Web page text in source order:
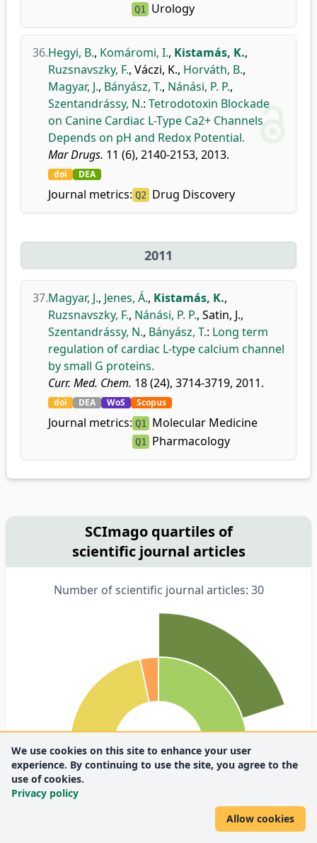
Q1 Urology
36.Hegyi, B., Komáromi, I., Kistamás, K.,
Ruzsnavszky, F., Váczi, K., Horváth, B.,
Magyar, J., Bányász, T., Nánási, P. P.,
Szentandrássy, N.: Tetrodotoxin Blockade
on Canine Cardiac L-Type Ca2+ Channels
Depends on pH and Redox Potential.
Mar Drugs. 11 (6), 2140-2153, 2013.
doi DEA
Journal metrics: Q2 Drug Discovery
2011
37.Magyar, J., Jenes, Á., Kistamás, K.,
Ruzsnavszky, F., Nánási, P. P., Satin, J.,
Szentandrássy, N., Bányász, T.: Long term
regulation of cardiac L-type calcium channel
by small G proteins.
Curr. Med. Chem. 18 (24), 3714-3719, 2011.
doi DEA WoS Scopus
Journal metrics: Q1 Molecular Medicine
Q1 Pharmacology
SCImago quartiles of
scientific journal articles
Number of scientific journal articles: 30
We use cookies on this site to enhance your user
experience. By continuing to use the site, you agree to the
use of cookies.
Privacy policy
Allow cookies